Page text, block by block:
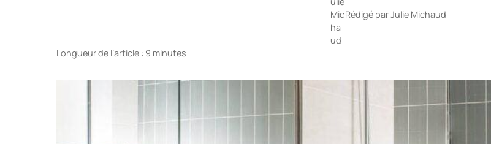
Rédigé parJulie Michaud
Longueur de l’article : 9 minutes